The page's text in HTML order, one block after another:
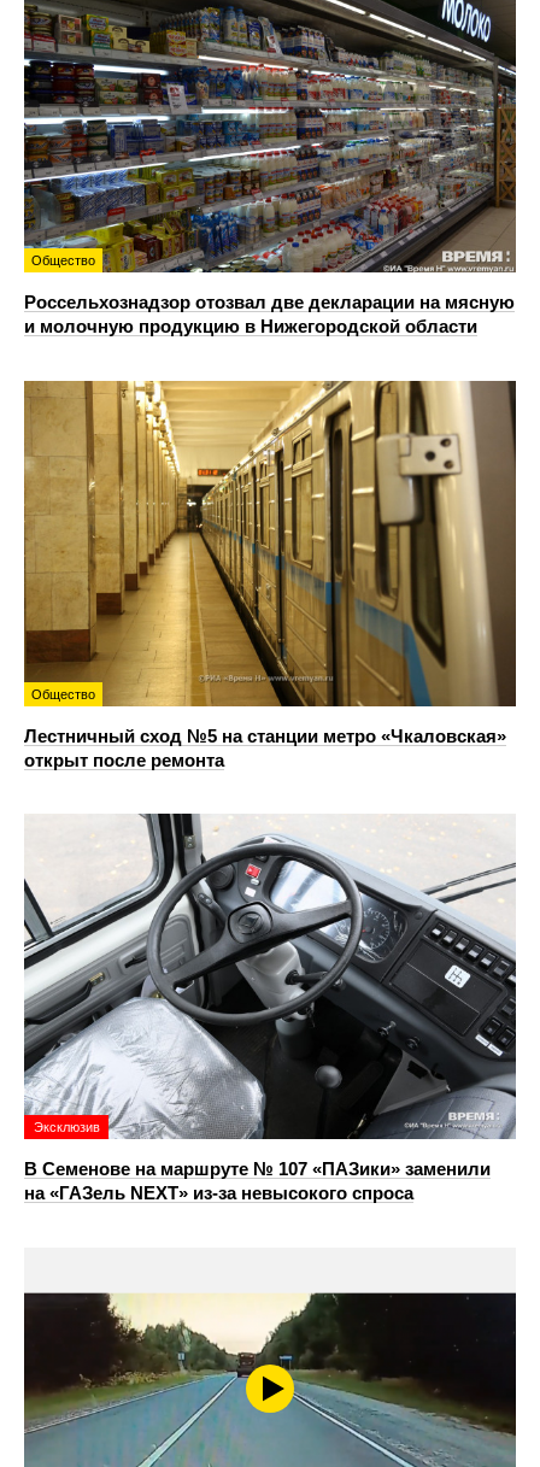
Общество
Россельхознадзор отозвал две декларации на мясную
и молочную продукцию в Нижегородской области
Общество
Лестничный сход №5 на станции метро «Чкаловская»
открыт после ремонта
Эксклюзив
В Семенове на маршруте № 107 «ПАЗики» заменили
на «ГАЗель NEXT» из‑за невысокого спроса